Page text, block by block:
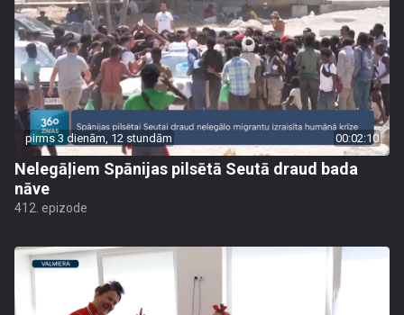
pirms 3 dienām, 12 stundām 00:02:10
Nelegāļiem Spānijas pilsētā Seutā draud bada
nāve
412. epizode